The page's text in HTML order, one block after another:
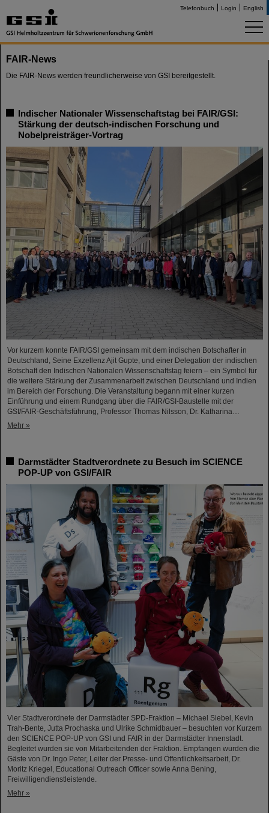
Telefonbuch Login English
FAIR-News
Die FAIR-News werden freundlicherweise von GSI bereitgestellt.
Indischer Nationaler Wissenschaftstag bei FAIR/GSI:
Stärkung der deutsch-indischen Forschung und
Nobelpreisträger-Vortrag
Vor kurzem konnte FAIR/GSI gemeinsam mit dem indischen Botschafter in
Deutschland, Seine Exzellenz Ajit Gupte, und einer Delegation der indischen
Botschaft den Indischen Nationalen Wissenschaftstag feiern – ein Symbol für
die weitere Stärkung der Zusammenarbeit zwischen Deutschland und Indien
im Bereich der Forschung. Die Veranstaltung begann mit einer kurzen
Einführung und einem Rundgang über die FAIR/GSI-Baustelle mit der
GSI/FAIR-Geschäftsführung, Professor Thomas Nilsson, Dr. Katharina…
Mehr »
Darmstädter Stadtverordnete zu Besuch im SCIENCE
POP-UP von GSI/FAIR
Vier Stadtverordnete der Darmstädter SPD-Fraktion – Michael Siebel, Kevin
Trah-Bente, Jutta Prochaska und Ulrike Schmidbauer – besuchten vor Kurzem
den SCIENCE POP-UP von GSI und FAIR in der Darmstädter Innenstadt.
Begleitet wurden sie von Mitarbeitenden der Fraktion. Empfangen wurden die
Gäste von Dr. Ingo Peter, Leiter der Presse- und Öffentlichkeitsarbeit, Dr.
Moritz Kriegel, Educational Outreach Officer sowie Anna Bening,
Freiwilligendienstleistende.
Mehr »